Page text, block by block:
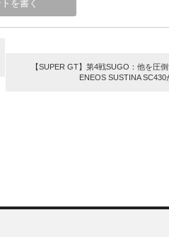
【SUPER GT】第4戦SUGO：他を圧
ENEOS SUSTINA SC430